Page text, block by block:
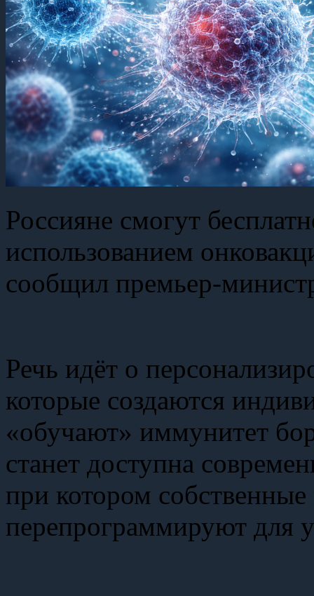
Россияне смогут
использованием
сообщил премьер-
Речь идёт о
которые создаются
«обучают» иммунитет
станет доступна
при котором собственные
перепрограммируют для